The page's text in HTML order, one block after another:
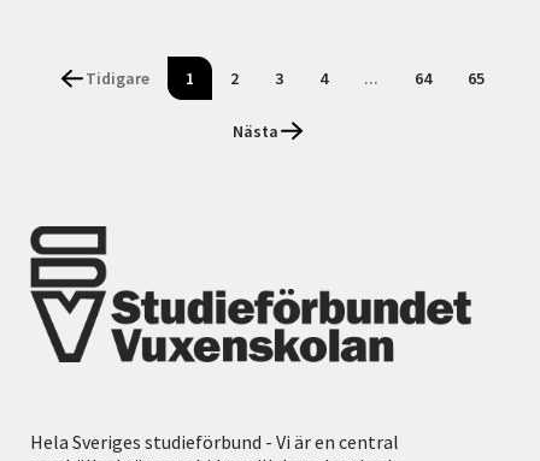
Tidigare 1 2 3 4 ... 64 65
Nästa
Hela Sveriges studieförbund - Vi är en central